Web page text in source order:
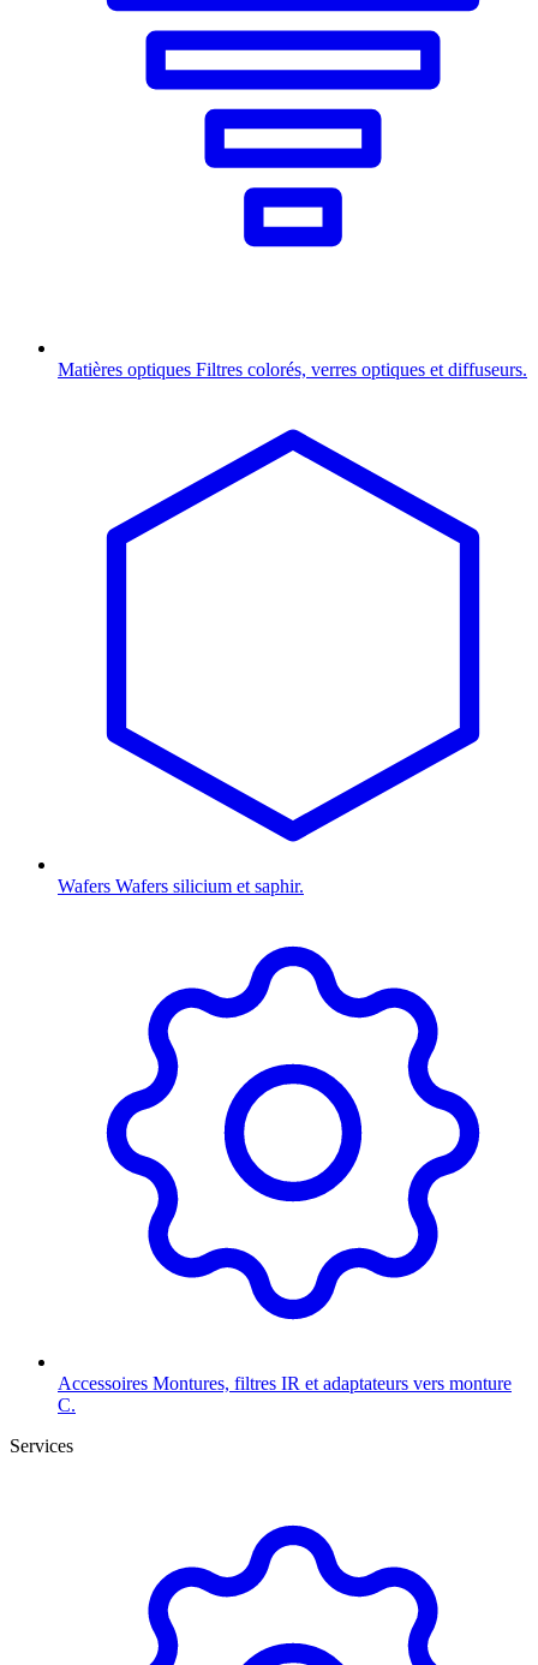
Matières optiques Filtres colorés, verres optiques et diffuseurs.
Wafers Wafers silicium et saphir.
Accessoires Montures, filtres IR et adaptateurs vers monture
C.
Services